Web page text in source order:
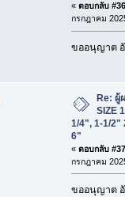
« ตอบกลับ
กรกฎาคม
ขออนุญาต
Re: ผู้
SIZE
1/4", 1-1/2"
6"
« ตอบกลับ
กรกฎาคม
ขออนุญาต